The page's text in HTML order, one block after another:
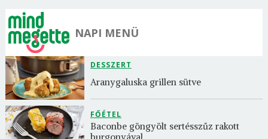
NAPI MENÜ
DESSZERT
Aranygaluska grillen sütve
FŐÉTEL
Baconbe göngyölt sertésszűz rakott